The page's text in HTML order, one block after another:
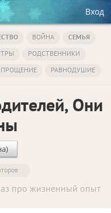
Вход
ВОЙНА
СЕМЬЯ
РОДСТВЕННИКИ
ПРОЩЕНИЕ РАВНОДУШИЕ
Они
про жизненный опыт